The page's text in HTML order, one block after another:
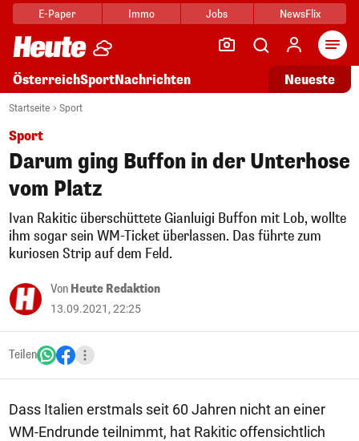
E-Paper Immo Jobs NewsFlix
ÖsterreichSportNachrichten Neueste
Startseite Sport
Sport
Darum ging Buffon in der Unterhose
vom Platz
Ivan Rakitic überschüttete Gianluigi Buffon mit Lob, wollte
ihm sogar sein WM-Ticket überlassen. Das führte zum
kuriosen Strip auf dem Feld.
Von Heute Redaktion
13.09.2021, 22:25
Teilen
Dass Italien erstmals seit 60 Jahren nicht an einer
WM-Endrunde teilnimmt, hat Rakitic offensichtlich